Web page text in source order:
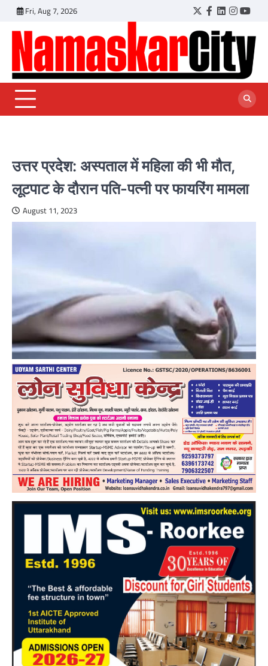
content
Fri, Aug 7, 2026 Twitter
Facebook
LinkedIn
उत्तर प्रदेश: अस्पताल में महिला की भी मौत,
लूटपाट के दौरान पति-पत्नी पर फायरिंग मामला
August 11, 2023